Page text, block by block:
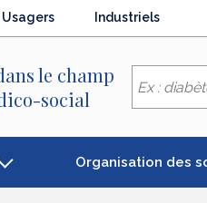
Usagers Industriels
le champ
social
Organisation des